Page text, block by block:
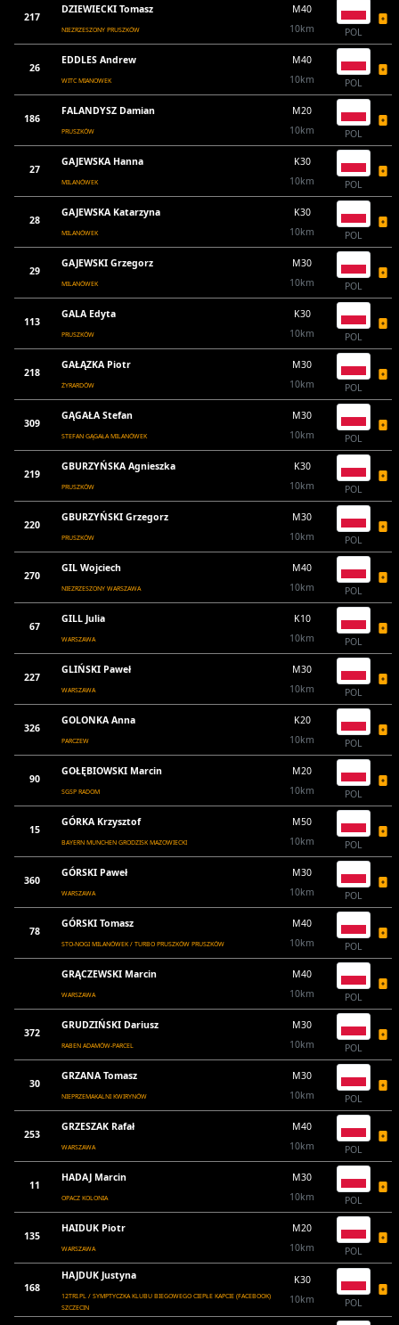
217
DZIEWIECKI Tomasz
NIEZRZESZONY PRUSZKÓW
M40
10km
POL
26
EDDLES Andrew
WITC MIANOWEK
M40
10km
POL
186
FALANDYSZ Damian
PRUSZKÓW
M20
10km
POL
27
GAJEWSKA Hanna
MILANÓWEK
K30
10km
POL
28
GAJEWSKA Katarzyna
MILANÓWEK
K30
10km
POL
29
GAJEWSKI Grzegorz
MILANÓWEK
M30
10km
POL
113
GALA Edyta
PRUSZKÓW
K30
10km
POL
218
GAŁĄZKA Piotr
ŻYRARDÓW
M30
10km
POL
309
GĄGAŁA Stefan
STEFAN GĄGAŁA MILANÓWEK
M30
10km
POL
219
GBURZYŃSKA Agnieszka
PRUSZKÓW
K30
10km
POL
220
GBURZYŃSKI Grzegorz
PRUSZKÓW
M30
10km
POL
270
GIL Wojciech
NIEZRZESZONY WARSZAWA
M40
10km
POL
67
GILL Julia
WARSZAWA
K10
10km
POL
227
GLIŃSKI Paweł
WARSZAWA
M30
10km
POL
326
GOLONKA Anna
PARCZEW
K20
10km
POL
90
GOŁĘBIOWSKI Marcin
SGSP RADOM
M20
10km
POL
15
GÓRKA Krzysztof
BAYERN MUNCHEN GRODZISK MAZOWIECKI
M50
10km
POL
360
GÓRSKI Paweł
WARSZAWA
M30
10km
POL
78
GÓRSKI Tomasz
STO-NOGI MILANÓWEK / TURBO PRUSZKÓW PRUSZKÓW
M40
10km
POL
GRĄCZEWSKI Marcin
WARSZAWA
M40
10km
POL
372
GRUDZIŃSKI Dariusz
RABEN ADAMÓW-PARCEL
M30
10km
POL
30
GRZANA Tomasz
NIEPRZEMAKALNI KWIRYNÓW
M30
10km
POL
253
GRZESZAK Rafał
WARSZAWA
M40
10km
POL
11
HADAJ Marcin
OPACZ KOLONIA
M30
10km
POL
135
HAIDUK Piotr
WARSZAWA
M20
10km
POL
168
HAJDUK Justyna
12TRI.PL / SYMPTYCZKA KLUBU BIEGOWEGO CIEPŁE KAPCIE (FACEBOOK)
SZCZECIN
K30
10km
POL